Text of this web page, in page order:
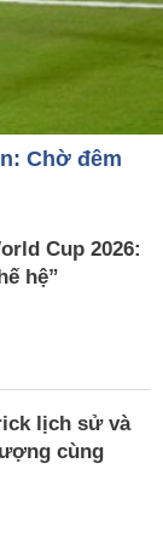
Chờ đêm
Cup 2026:
hệ”
lịch sử và
cùng